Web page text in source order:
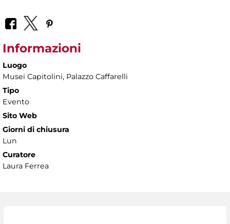
Informazioni
Luogo
Musei Capitolini, Palazzo Caffarelli
Tipo
Evento
Sito Web
Giorni di chiusura
Lun
Curatore
Laura Ferrea